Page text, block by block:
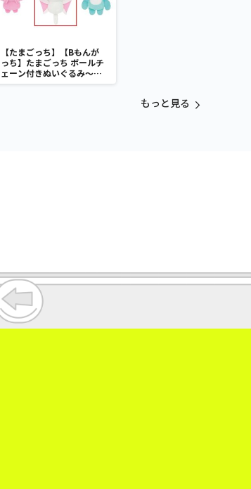
【たまごっち】【Bもんが
っち】たまごっち ボールチ
ェーン付きぬいぐるみ～
Tamagotchi Paradise～
もっと見る